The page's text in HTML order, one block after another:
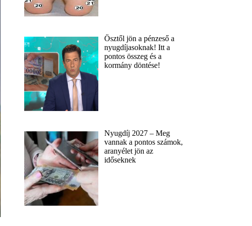
Ősztől jön a pénzeső a
nyugdíjasoknak! Itt a
pontos összeg és a
kormány döntése!
Nyugdíj 2027 – Meg
vannak a pontos számok,
aranyélet jön az
időseknek